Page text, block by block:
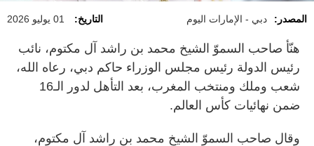
المصدر: دبي - الإمارات اليوم التاريخ: 01 يوليو 2026
هنّأ صاحب السموّ الشيخ محمد بن راشد آل مكتوم، نائب
رئيس الدولة رئيس مجلس الوزراء حاكم دبي، رعاه الله،
شعب وملك ومنتخب المغرب، بعد التأهل لدور الـ16
ضمن نهائيات كأس العالم.
وقال صاحب السموّ الشيخ محمد بن راشد آل مكتوم،